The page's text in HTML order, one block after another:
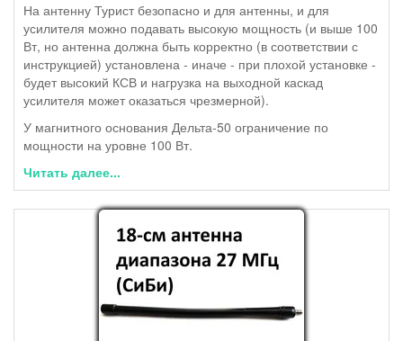
На антенну Турист безопасно и для антенны, и для
усилителя можно подавать высокую мощность (и выше 100
Вт, но антенна должна быть корректно (в соответствии с
инструкцией) установлена - иначе - при плохой установке -
будет высокий КСВ и нагрузка на выходной каскад
усилителя может оказаться чрезмерной).
У магнитного основания Дельта-50 ограничение по
мощности на уровне 100 Вт.
Читать далее...